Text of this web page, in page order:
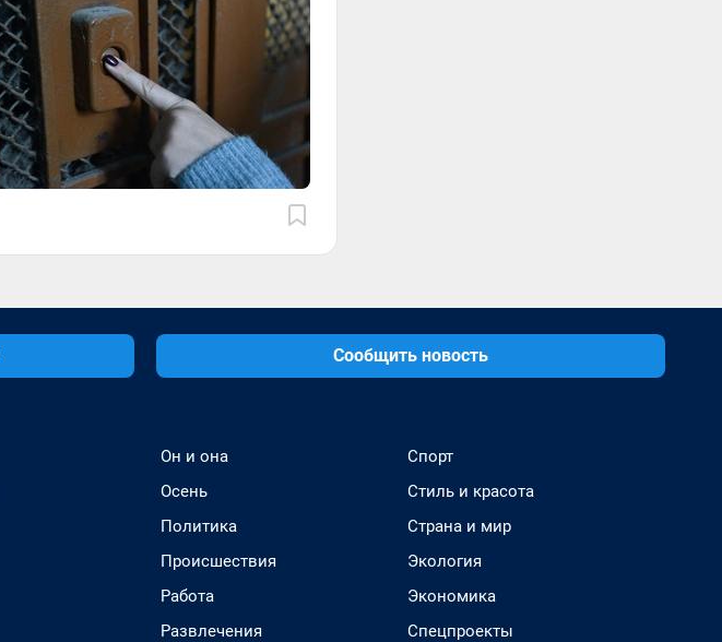
Сообщить новость
Он и она
Осень
Политика
Происшествия
Работа
Развлечения
Спорт
Стиль и красота
Страна и мир
Экология
Экономика
Спецпроекты